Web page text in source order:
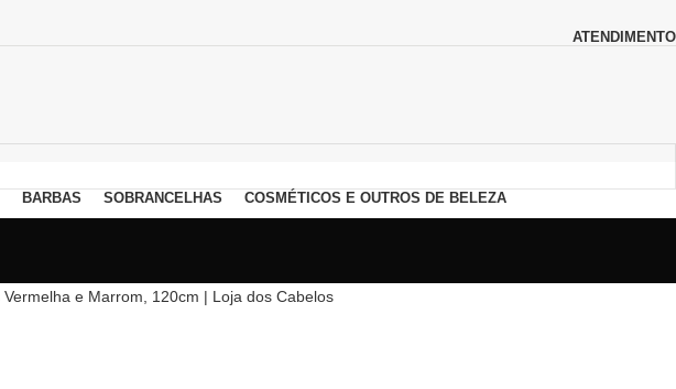
ATENDIMENTO
BARBAS SOBRANCELHAS
COSMÉTICOS E OUTROS DE BELEZA